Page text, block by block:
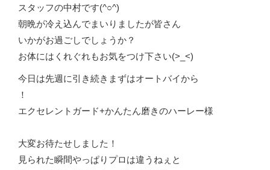
スタッフの中村です(^○^)
朝晩が冷え込んでまいりましたが皆さん
いかがお過ごしでしょうか？
お体にはくれぐれもお気をつけ下さい(>_<)
今日は先週に引き続きまずはオートバイから
！
エクセレントガード+かんたん磨きのハーレー様
大変お待たせしました！
見られた瞬間やっぱりプロは違うねぇと